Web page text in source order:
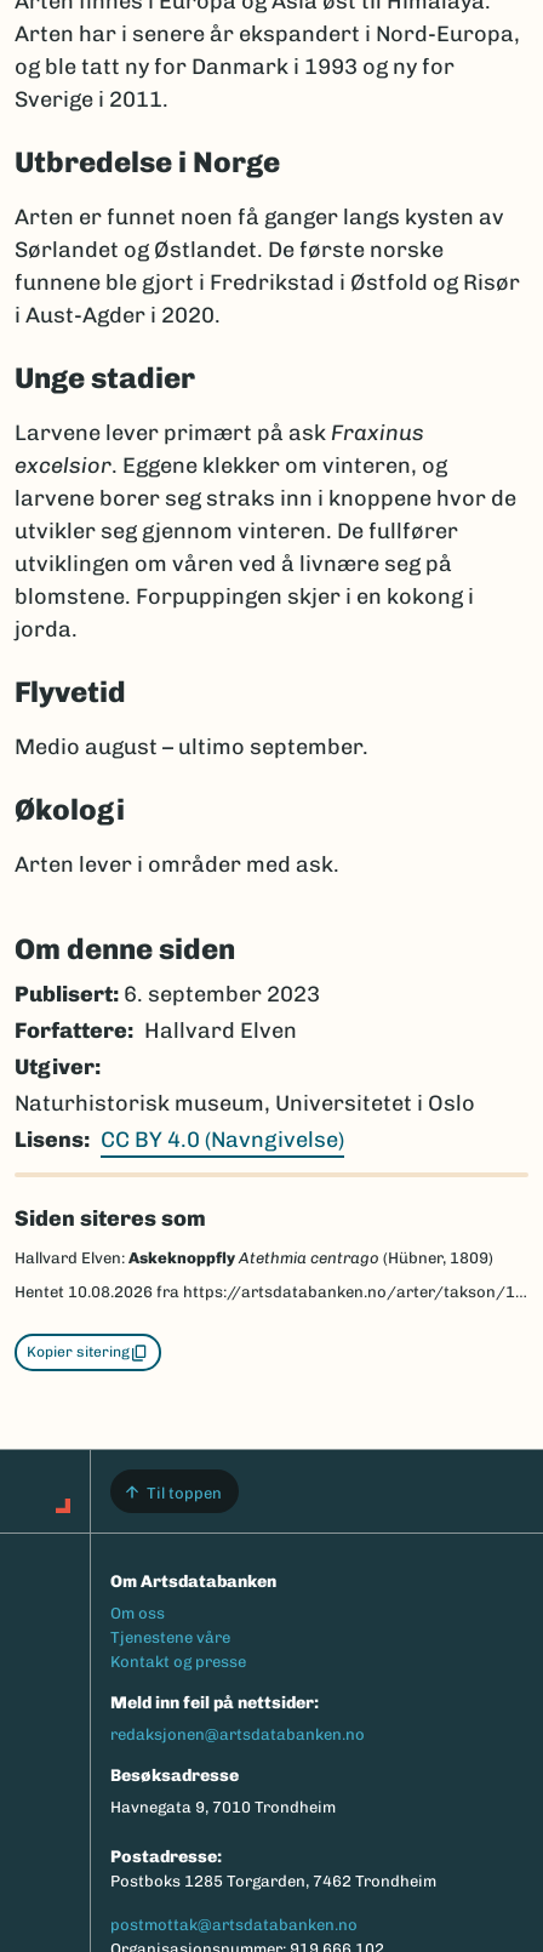
Arten har i senere år ekspandert i Nord-Europa,
og ble tatt ny for Danmark i 1993 og ny for
Sverige i 2011.
Utbredelse i Norge
Arten er funnet noen få ganger langs kysten av
Sørlandet og Østlandet. De første norske
funnene ble gjort i Fredrikstad i Østfold og Risør
i Aust-Agder i 2020.
Unge stadier
Larvene lever primært på ask Fraxinus
excelsior. Eggene klekker om vinteren, og
larvene borer seg straks inn i knoppene hvor de
utvikler seg gjennom vinteren. De fullfører
utviklingen om våren ved å livnære seg på
blomstene. Forpuppingen skjer i en kokong i
jorda.
Flyvetid
Medio august – ultimo september.
Økologi
Arten lever i områder med ask.
Om denne siden
Publisert: 6. september 2023
Forfattere
Hallvard Elven
Utgiver
Naturhistorisk museum, Universitetet i Oslo
Lisens
CC BY 4.0 (Navngivelse)
Siden siteres som
Hallvard Elven: Askeknoppfly Atethmia centrago (Hübner, 1809)
Hentet 10.08.2026 fra https://artsdatabanken.no/arter/takson/199894/beskrivelse
Kopier sitering
Til toppen
Om Artsdatabanken
Footermeny
Om oss
Tjenestene våre
Kontakt og presse
Meld inn feil på nettsider:
redaksjonen@artsdatabanken.no
Besøksadresse
Havnegata 9, 7010 Trondheim
Postadresse:
Postboks 1285 Torgarden, 7462 Trondheim
postmottak@artsdatabanken.no